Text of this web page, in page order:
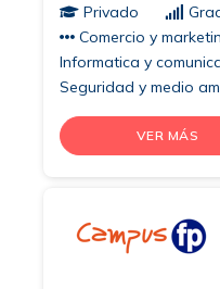
Privado
Comercio y
Informatica y
Seguridad y medio
VER MÁS